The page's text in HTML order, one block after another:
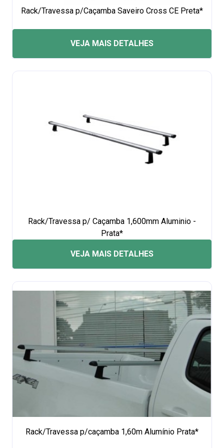
Rack/Travessa p/Caçamba Saveiro Cross CE Preta*
VEJA MAIS DETALHES
Rack/Travessa p/ Caçamba 1,600mm Aluminio -
Prata*
VEJA MAIS DETALHES
Rack/Travessa p/caçamba 1,60m Alumínio Prata*